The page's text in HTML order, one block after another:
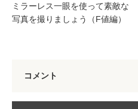
ミラーレス一眼を使って素敵な
写真を撮りましょう（F値編）
コメント